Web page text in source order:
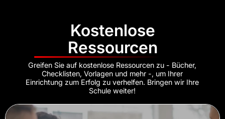
Kostenlose
Ressourcen
Greifen Sie auf kostenlose Ressourcen zu - Bücher,
Checklisten, Vorlagen und mehr -, um Ihrer
Einrichtung zum Erfolg zu verhelfen. Bringen wir Ihre
Schule weiter!